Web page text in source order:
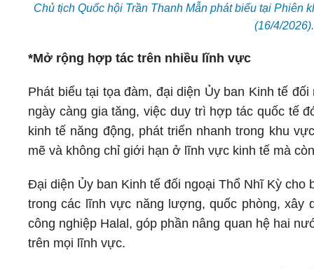
Chủ tịch Quốc hội Trần Thanh Mẫn phát biểu tại Phiên
(16/4/
*Mở rộng hợp tác trên nhiều lĩnh vực
Phát biểu tại tọa đàm, đại diện Ủy ban Kinh tế
ngày càng gia tăng, việc duy trì hợp tác quốc tế
kinh tế năng động, phát triển nhanh trong khu
mẽ và không chỉ giới hạn ở lĩnh vực kinh tế mà
Đại diện Ủy ban Kinh tế đối ngoại Thổ Nhĩ Kỳ
trong các lĩnh vực năng lượng, quốc phòng,
công nghiệp Halal, góp phần nâng quan hệ hai
trên mọi lĩnh vực.